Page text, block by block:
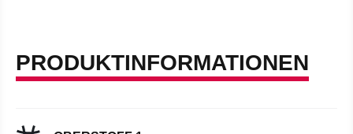
PRODUKTINFORMATIONEN